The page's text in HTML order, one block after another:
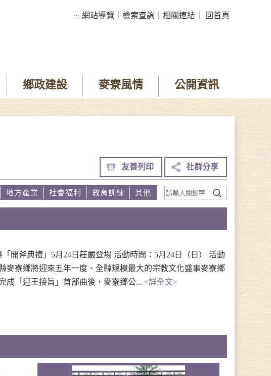
::: 網站導覽 檢索查詢 相關連結 回首頁
鄉政建設 麥寮風情 公開資訊
友善列印 社群分享
地方產業 社會福利 教育訓練 其他
開斧典禮」5月24日莊嚴登場 活動時間：5月24日（日） 活動
寮鄉將迎來五年一度、全縣規模最大的宗教文化盛事麥寮鄉
成「迎王接旨」首部曲後，麥寮鄉公... <詳全文>